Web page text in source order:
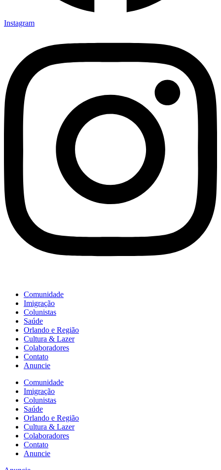
Instagram
Comunidade
Imigração
Colunistas
Saúde
Orlando e Região
Cultura & Lazer
Colaboradores
Contato
Anuncie
Comunidade
Imigração
Colunistas
Saúde
Orlando e Região
Cultura & Lazer
Colaboradores
Contato
Anuncie